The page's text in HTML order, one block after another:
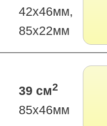
42х46мм,
85х22мм
39 см2
85х46мм